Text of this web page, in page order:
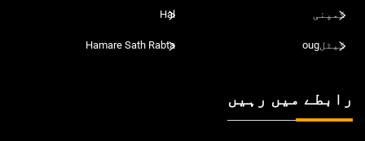
کمپنی
کیٹلoug
رابطے میں رہیں